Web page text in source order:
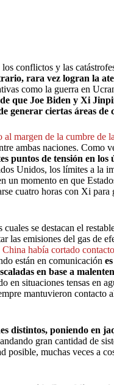
conflictos y las
rara vez logran la
como la guerra en
que Joe Biden y Xi
generar ciertas áreas de
al margen de la cumbre de
ambas naciones. Como
puntos de tensión en los
Unidos, los límites a la
un momento en que
cuatro horas con Xi para
cuales se destacan el
las emisiones del gas de
había cortado
están en comunicación
en base a
en situaciones tensas en
mantuvieron contacto
distintos, poniendo en
gran cantidad de
posible, muchas veces a